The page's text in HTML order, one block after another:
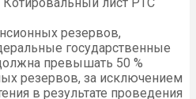
резервов,
государственные
превышать 50 %
резервов, за исключением
в результате проведения